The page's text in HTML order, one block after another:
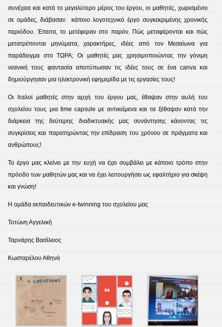
συνέχεια και κατά το μεγαλύτερο μέρος του έργου, οι μαθητές, χωρισμένοι
σε ομάδες, διάβασαν κάποιο λογοτεχνικό έργο συγκεκριμένης χρονικής
περιόδου. Έπειτα, το μετέφεραν στο παρόν. Πώς μεταφέρονται και πώς
μετατρέπονται μηνύματα, χαρακτήρες, ιδέες από τον Μεσαίωνα για
παράδειγμα στο ΤΩΡΑ; Οι μαθητές μας χρησιμοποιώντας την γόνιμη
νεανική τους φαντασία αποτύπωσαν τις ιδέες τους σε ένα canva και
δημιούργησαν μια ηλεκτρονική εφημερίδα με τις εργασίες τους!
Οι Ιταλοί μαθητές στην αρχή του έργου μας, έθαψαν στην αυλή του
σχολείου τους μια time capsule με αντικείμενα και τα ξέθαψαν κατά την
διάρκεια της δεύτερης διαδικτυακής μας συνάντησης κάνοντας τις
συγκρίσεις και παρατηρώντας την επίδραση του χρόνου σε πράγματα και
ανθρώπους!
Το έργο μας κλείνει με την ευχή να έχει συμβάλει με κάποιο τρόπο στην
πρόοδο των μαθητών μας και να έχει λειτουργήσει ως εφαλτήριο για σκέψη
και γνώση!
Η ομάδα εκπαιδευτικών e-twinning του σχολείου μας
Τοτώνη Αγγελική
Ταρνάρης Βασίλειος
Κωσταρέλου Αθηνά